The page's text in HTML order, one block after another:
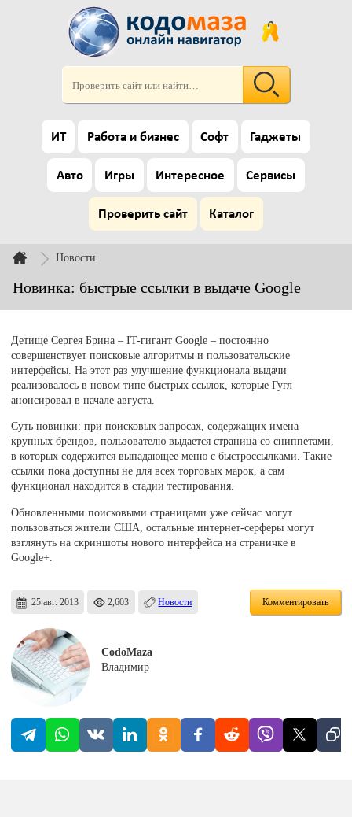
ИТ Работа и бизнес Софт Гаджеты
Авто Игры Интересное Сервисы
Проверить сайт Каталог
Новости
Новинка: быстрые ссылки в выдаче Google
Детище Сергея Брина – IT-гигант Google – постоянно
совершенствует поисковые алгоритмы и пользовательские
интерфейсы. На этот раз улучшение функционала выдачи
реализовалось в новом типе быстрых ссылок, которые Гугл
анонсировал в начале августа.
Суть новинки: при поисковых запросах, содержащих имена
крупных брендов, пользователю выдается страница со сниппетами,
в которых содержится выпадающее меню с быстроссылками. Такие
ссылки пока доступны не для всех торговых марок, а сам
функционал находится в стадии тестирования.
Обновленными поисковыми страницами уже сейчас могут
пользоваться жители США, остальные интернет-серферы могут
взглянуть на скриншоты нового интерфейса на страничке в
Google+.
25 авг. 2013 2,603 Новости Комментировать
CodoMaza
Владимир